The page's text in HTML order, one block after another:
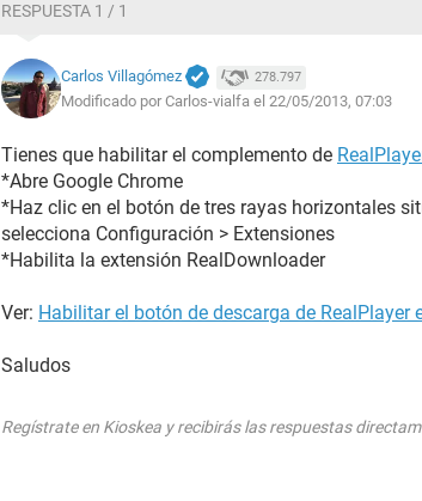
RESPUESTA 1 / 1
Carlos Villagómez 278.797
Modificado por Carlos-vialfa el 22/05/2013, 07:03
Tienes que habilitar el complemento de
*Abre Google Chrome
*Haz clic en el botón de tres rayas horizontales
selecciona Configuración > Extensiones
*Habilita la extensión RealDownloader
Ver: Habilitar el botón de descarga de RealPlayer
Saludos
Regístrate en Kioskea y recibirás las respuestas